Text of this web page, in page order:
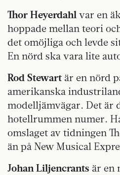
Thor Heyerdahl var en
hoppade mellan teori
det omöjliga och levde
En nörd ska vara lite
Rod Stewart är en nörd
amerikanska
modelljämvägar. Det är
hotellrummen numer.
omslaget av tidningen
än på New Musical
Johan Liljencrants är en